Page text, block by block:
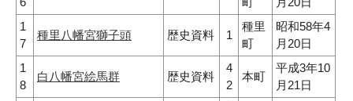
1
7
種里八幡宮獅子頭 歴史資料 1
種里
町
昭和58年4
月20日
1
8
白八幡宮絵馬群 歴史資料
4
2
本町
平成3年10
月21日